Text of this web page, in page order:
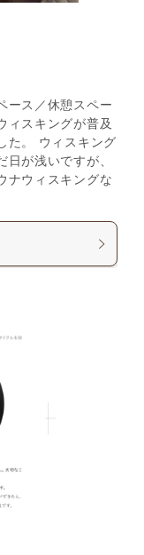
ース／休憩スペー
ィスキングが普及
た。 ウィスキング
が浅いですが、
ナウィスキングな